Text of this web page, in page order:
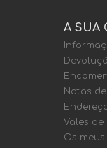
A SUA
Notas
Vales de
Os